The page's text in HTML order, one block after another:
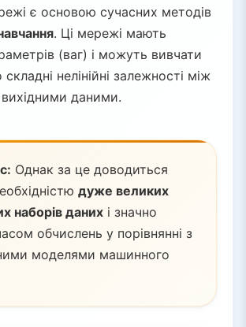
є основою сучасних методів
. Ці мережі мають
(ваг) і можуть вивчати
нелінійні залежності між
даними.
Однак за це доводиться
дуже великих
наборів даних і значно
обчислень у порівнянні з
моделями машинного